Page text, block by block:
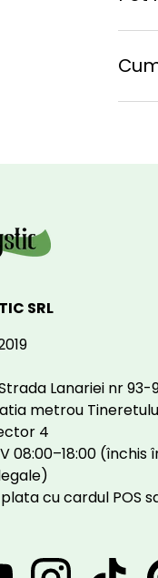
SRL
Lanariei nr 93-
metrou
4
08:00–18:00 (închis
cu cardul POS